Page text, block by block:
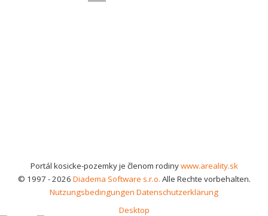
Portál kosicke-pozemky je členom rodinywww.areality.sk
© 1997 - 2026 Diadema Software s.r.o. Alle Rechte vorbehalten.
Nutzungsbedingungen Datenschutzerklärung
Desktop